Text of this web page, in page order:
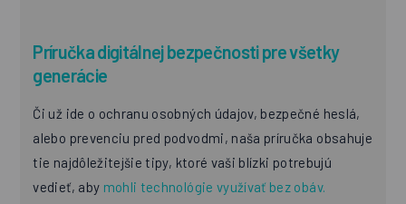
Príručka digitálnej bezpečnosti pre všetky
generácie
Či už ide o ochranu osobných údajov, bezpečné heslá,
alebo prevenciu pred podvodmi, naša príručka obsahuje
tie najdôležitejšie tipy, ktoré vaši blízki potrebujú
vedieť, aby mohli technológie využívať bez obáv.